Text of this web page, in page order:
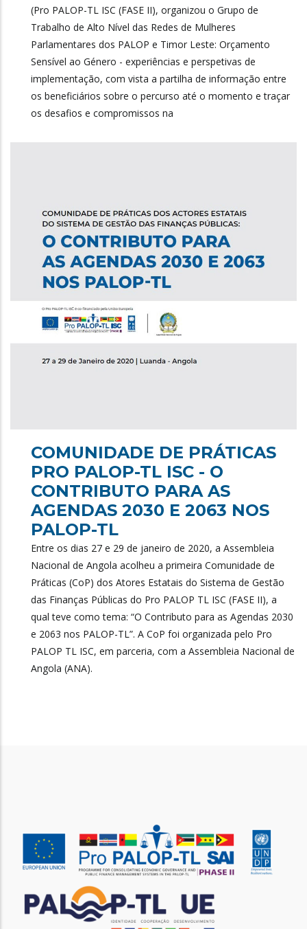
(Pro PALOP-TL ISC (FASE II), organizou o Grupo de
Trabalho de Alto Nível das Redes de Mulheres
Parlamentares dos PALOP e Timor Leste: Orçamento
Sensível ao Género - experiências e perspetivas de
implementação, com vista a partilha de informação entre
os beneficiários sobre o percurso até o momento e traçar
os desafios e compromissos na
COMUNIDADE DE PRÁTICAS
PRO PALOP-TL ISC - O
CONTRIBUTO PARA AS
AGENDAS 2030 E 2063 NOS
PALOP-TL
Entre os dias 27 e 29 de janeiro de 2020, a Assembleia
Nacional de Angola acolheu a primeira Comunidade de
Práticas (CoP) dos Atores Estatais do Sistema de Gestão
das Finanças Públicas do Pro PALOP TL ISC (FASE II), a
qual teve como tema: “O Contributo para as Agendas 2030
e 2063 nos PALOP-TL”. A CoP foi organizada pelo Pro
PALOP TL ISC, em parceria, com a Assembleia Nacional de
Angola (ANA).